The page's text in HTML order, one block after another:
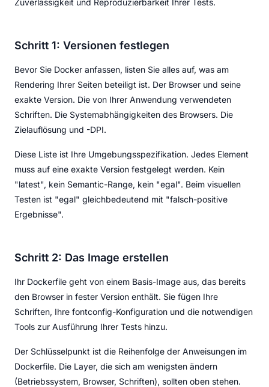
Schritt 1: Versionen festlegen
Bevor Sie Docker anfassen, listen Sie alles auf, was am
Rendering Ihrer Seiten beteiligt ist. Der Browser und seine
exakte Version. Die von Ihrer Anwendung verwendeten
Schriften. Die Systemabhängigkeiten des Browsers. Die
Zielauflösung und -DPI.
Diese Liste ist Ihre Umgebungsspezifikation. Jedes Element
muss auf eine exakte Version festgelegt werden. Kein
"latest", kein Semantic-Range, kein "egal". Beim visuellen
Testen ist "egal" gleichbedeutend mit "falsch-positive
Ergebnisse".
Schritt 2: Das Image erstellen
Ihr Dockerfile geht von einem Basis-Image aus, das bereits
den Browser in fester Version enthält. Sie fügen Ihre
Schriften, Ihre fontconfig-Konfiguration und die notwendigen
Tools zur Ausführung Ihrer Tests hinzu.
Der Schlüsselpunkt ist die Reihenfolge der Anweisungen im
Dockerfile. Die Layer, die sich am wenigsten ändern
(Betriebssystem, Browser, Schriften), sollten oben stehen.